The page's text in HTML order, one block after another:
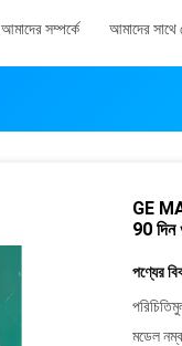
আমাদের সম্পর্কে আমাদের সাথে
GE
90 দিন
পণ্যের
মডেল